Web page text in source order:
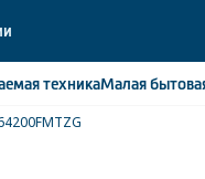
техникаМалая